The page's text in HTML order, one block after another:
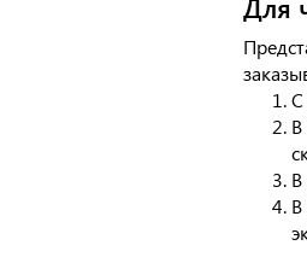
Для
С
В